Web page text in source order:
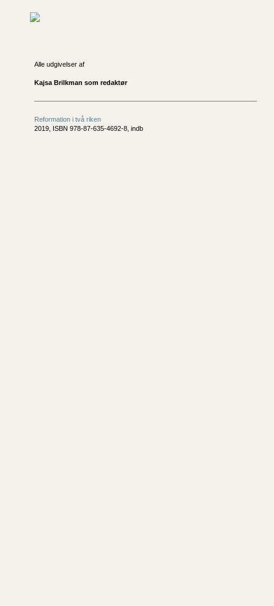
Alle udgivelser af
Kajsa Brilkman som redaktør
Reformation i två riken
2019, ISBN 978-87-635-4692-8, indb